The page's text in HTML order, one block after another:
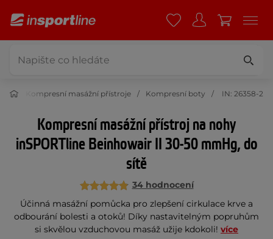
Kompresní masážní přístroje Kompresní boty IN: 26358-2
Kompresní masážní přístroj na nohy
inSPORTline Beinhowair II 30-50 mmHg, do
sítě
34 hodnocení
Účinná masážní pomůcka pro zlepšení cirkulace krve a
odbourání bolesti a otoků! Díky nastavitelným popruhům
si skvělou vzduchovou masáž užije kdokoli! více